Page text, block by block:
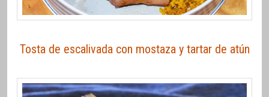
Tosta de escalivada con mostaza y tartar de atún